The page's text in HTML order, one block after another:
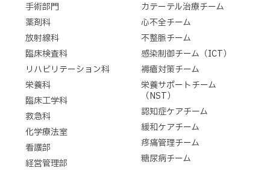
手術部門
薬剤科
放射線科
臨床検査科
リハビリテーション科
栄養科
臨床工学科
救急科
化学療法室
看護部
経営管理部
カテーテル治療チーム
心不全チーム
不整脈チーム
感染制御チーム（ICT）
褥瘡対策チーム
栄養サポートチーム
（NST）
認知症ケアチーム
緩和ケアチーム
疼痛管理チーム
糖尿病チーム